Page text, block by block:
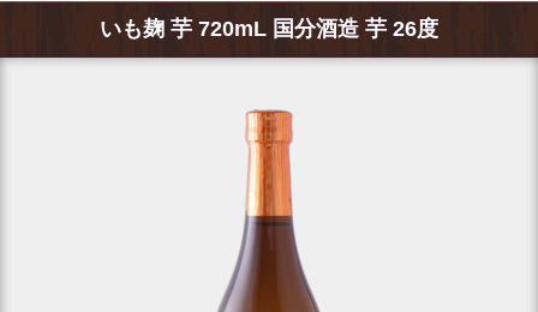
いも麹 芋 720mL 国分酒造 芋 26度